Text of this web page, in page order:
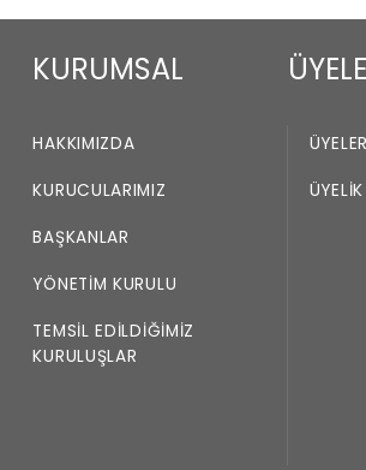
KURUMSAL
HAKKIMIZDA
KURUCULARIMIZ
BAŞKANLAR
YÖNETIM KURULU
TEMSIL EDILDIĞIMIZ
KURULUŞLAR